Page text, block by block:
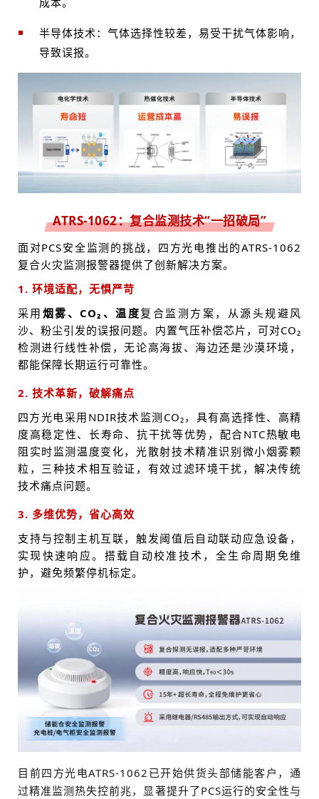
半导体技术：气体选择性较差，易受干扰气体影响，
导致误报。
ATRS-1062：复合监测技术“一招破局”
面对PCS安全监测的挑战，四方光电推出的ATRS-1062
复合火灾监测报警器提供了创新解决方案。
1. 环境适配，无惧严苛
采用 烟雾、CO₂、温度复合监测方案，从源头规避风
沙、粉尘引发的误报问题。内置气压补偿芯片，可对CO₂
检测进行线性补偿，无论高海拔、海边还是沙漠环境，
都能保障长期运行可靠性。
2. 技术革新，破解痛点
四方光电采用NDIR技术监测CO₂，具有高选择性、高精
度高稳定性、长寿命、抗干扰等优势，配合NTC热敏电
阻实时监测温度变化，光散射技术精准识别微小烟雾颗
粒，三种技术相互验证，有效过滤环境干扰，解决传统
技术痛点问题。
3. 多维优势，省心高效
支持与控制主机互联，触发阈值后自动联动应急设备，
实现快速响应。搭载自动校准技术，全生命周期免维
护，避免频繁停机标定。
目前四方光电ATRS-1062已开始供货头部储能客户，通
过精准监测热失控前兆，显著提升了PCS运行的安全性与